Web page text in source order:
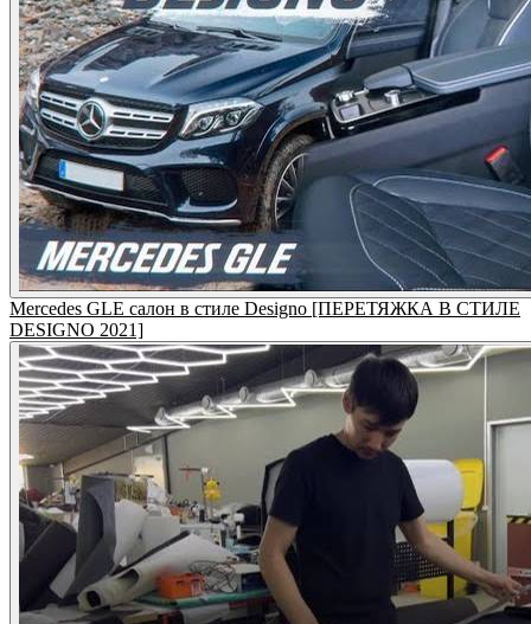
Mercedes GLE салон в стиле Designo [ПЕРЕТЯЖКА В СТИЛЕ
DESIGNO 2021]